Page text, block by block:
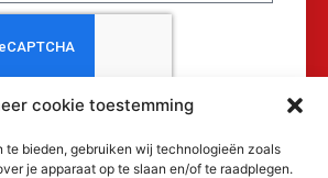
cookie toestemming
te bieden, gebruiken wij technologieën zoals
je apparaat op te slaan en/of te raadplegen.